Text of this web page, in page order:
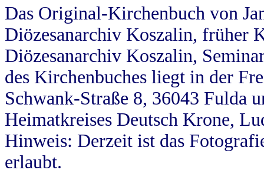
Das Original-Kirchenbuch von
Diözesanarchiv Koszalin, früher
Diözesanarchiv Koszalin,
des Kirchenbuches liegt in der
Schwank-Straße 8, 36043 Fulda
Heimatkreises Deutsch Krone,
Hinweis: Derzeit ist das
erlaubt.